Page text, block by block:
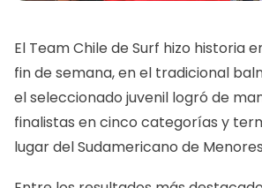
El Team Chile de Surf hizo historia
fin de semana, en el tradicional
el seleccionado juvenil logró de
finalistas en cinco categorías y
lugar del Sudamericano de